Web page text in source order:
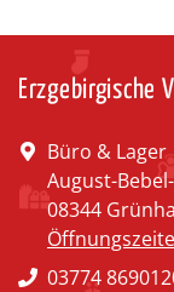
Erzgebirgische
Büro & Lager
August-
08344
03774